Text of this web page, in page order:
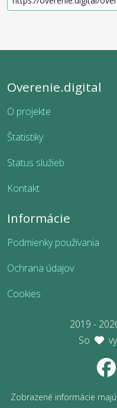
Overenie.digital
O projekte
Štatistiky
Status služieb
Kontakt
Informácie
Podmienky používania
Ochrana údajov
Cookies
2019 -
So
Zobrazené informácie